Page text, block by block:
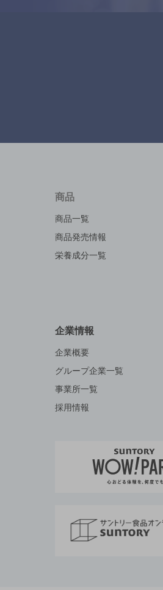
商品
商品一覧
商品発売情報
栄養成分一覧
企業情報
企業概要
グループ企業一覧
事業所一覧
採用情報